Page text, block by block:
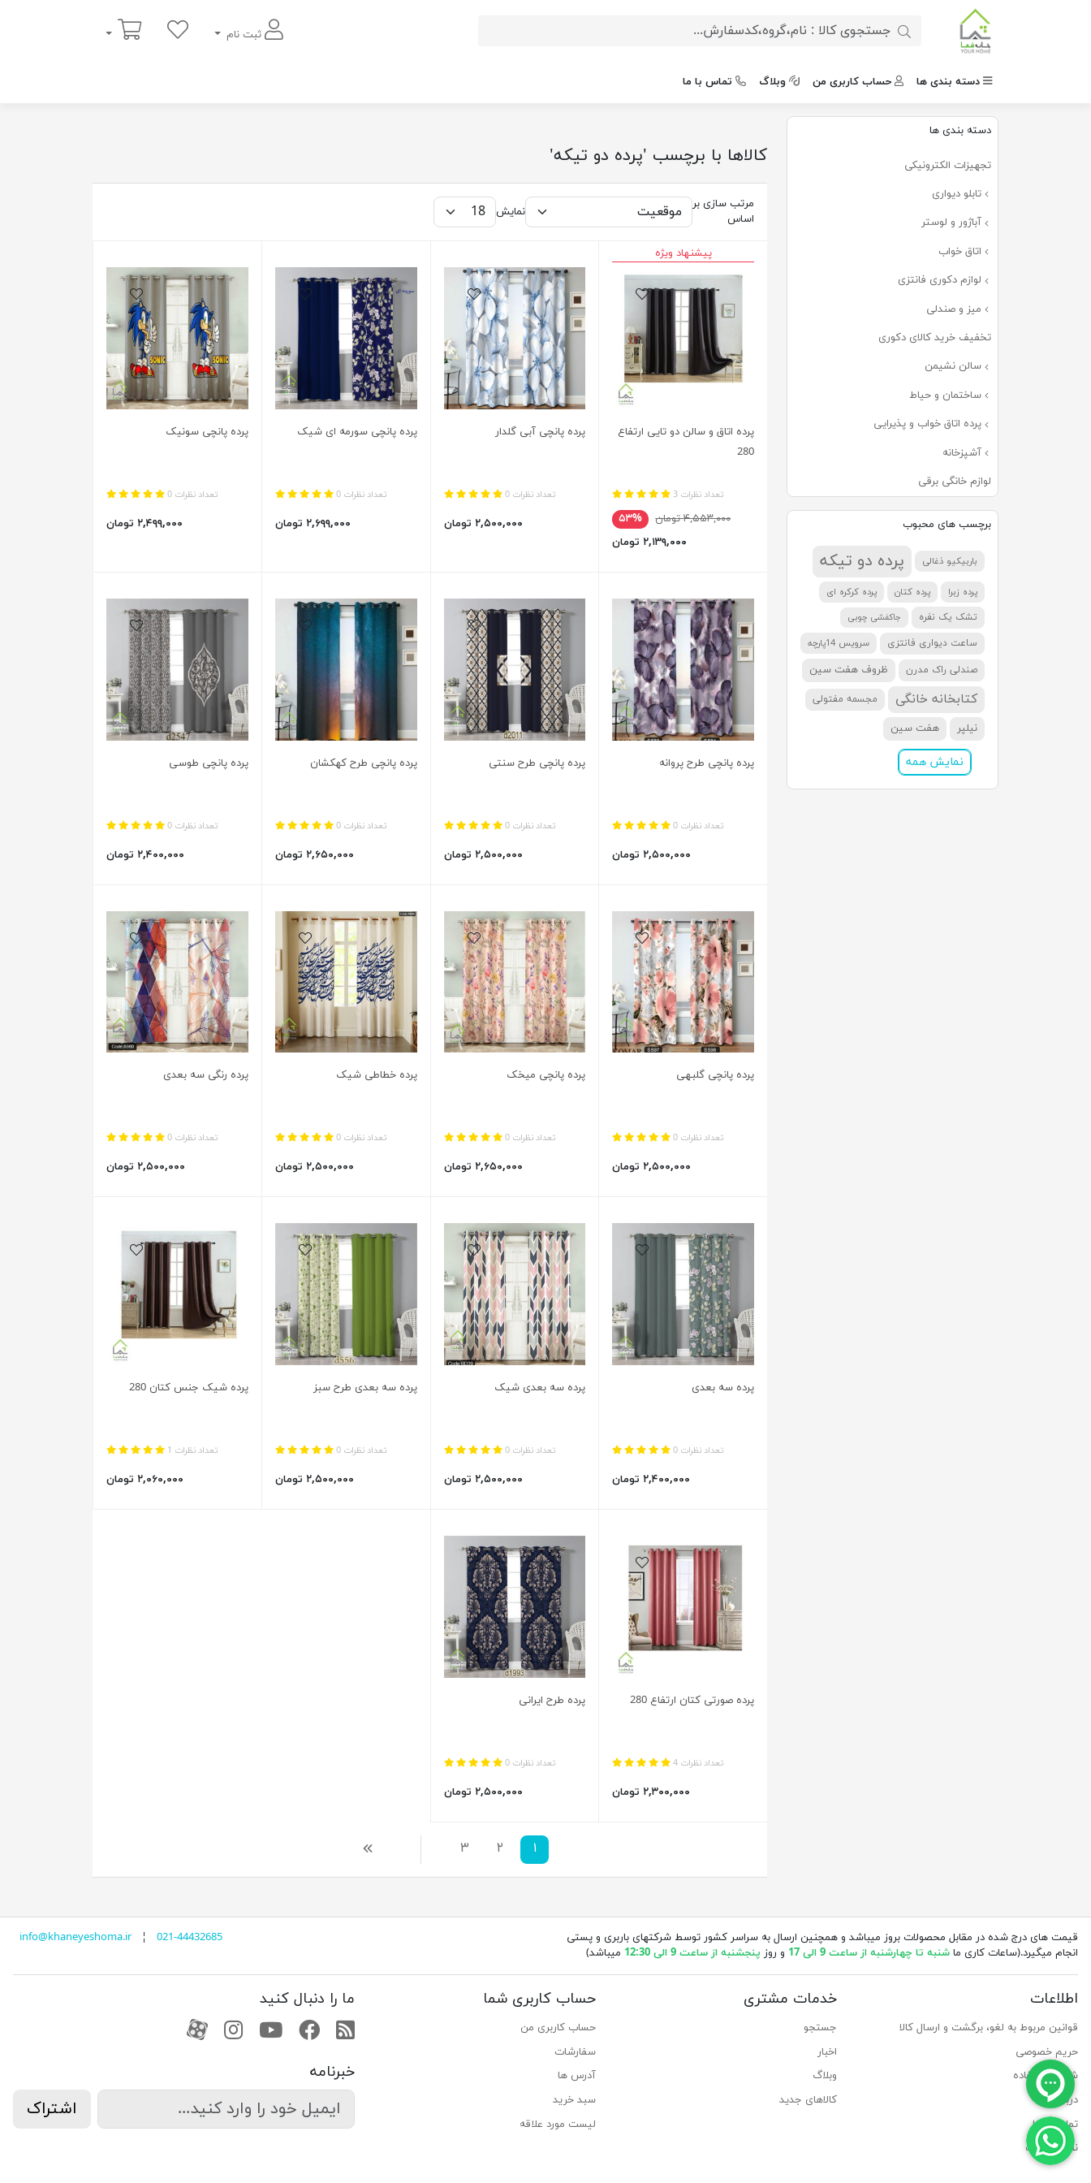
ثبت نام
سبد خرید
دسته بندی ها حساب کاربری من وبلاگ تماس با ما
دسته بندی ها
تجهیزات الکترونیکی
تابلو دیواری
آباژور و لوستر
اتاق خواب
لوازم دکوری فانتزی
میز و صندلی
تخفیف خرید کالای دکوری
سالن نشیمن
ساختمان و حیاط
پرده اتاق خواب و پذیرایی
آشپزخانه
لوازم خانگی برقی
برچسب های محبوب
باربیکیو ذغالی پرده دو تیکه
پرده زبرا پرده کتان
پرده کرکره ای
تشک یک نفره
جاکفشی چوبی
ساعت دیواری فانتزی سرویس 14پارچه
صندلی راک مدرن ظروف هفت سین
کتابخانه خانگی مجسمه مفتولی
نیلپر هفت سین
نمایش همه
کالاها با برچسب 'پرده دو تیکه'
مرتب سازی بر
اساس
نمایش
پیشنهاد ویژه
پرده اتاق و سالن دو تایی ارتفاع
280
تعداد نظرات 3
۴,۵۵۳,۰۰۰ تومان
۵۳%
۲,۱۳۹,۰۰۰ تومان
پرده پانچی آبی گلدار
تعداد نظرات 0
۲,۵۰۰,۰۰۰ تومان
پرده پانچی سورمه ای شیک
تعداد نظرات 0
۲,۶۹۹,۰۰۰ تومان
پرده پانچی سونیک
تعداد نظرات 0
۲,۴۹۹,۰۰۰ تومان
پرده پانچی طرح پروانه
تعداد نظرات 0
۲,۵۰۰,۰۰۰ تومان
پرده پانچی طرح سنتی
تعداد نظرات 0
۲,۵۰۰,۰۰۰ تومان
پرده پانچی طرح کهکشان
تعداد نظرات 0
۲,۶۵۰,۰۰۰ تومان
پرده پانچی طوسی
تعداد نظرات 0
۲,۴۰۰,۰۰۰ تومان
پرده پانچی گلبهی
تعداد نظرات 0
۲,۵۰۰,۰۰۰ تومان
پرده پانچی میخک
تعداد نظرات 0
۲,۶۵۰,۰۰۰ تومان
پرده خطاطی شیک
تعداد نظرات 0
۲,۵۰۰,۰۰۰ تومان
پرده رنگی سه بعدی
تعداد نظرات 0
۲,۵۰۰,۰۰۰ تومان
پرده سه بعدی
تعداد نظرات 0
۲,۴۰۰,۰۰۰ تومان
پرده سه بعدی شیک
تعداد نظرات 0
۲,۵۰۰,۰۰۰ تومان
پرده سه بعدی طرح سبز
تعداد نظرات 0
۲,۵۰۰,۰۰۰ تومان
پرده شیک جنس کتان 280
تعداد نظرات 1
۲,۰۶۰,۰۰۰ تومان
پرده صورتی کتان ارتفاع 280
تعداد نظرات 4
۲,۳۰۰,۰۰۰ تومان
پرده طرح ایرانی
تعداد نظرات 0
۲,۵۰۰,۰۰۰ تومان
۱ ۲ ۳ بعدی
قیمت های درج شده در مقابل محصولات بروز میباشد و همچنین ارسال به سراسر کشور توسط شرکتهای باربری و پستی
انجام میگیرد.(ساعات کاری ما شنبه تا چهارشنبه از ساعت 9 الی 17 و روز پنجشنبه از ساعت 9 الی 12:30 میباشد)
info@khaneyeshoma.ir¦ 021-44432685
اطلاعات
قوانین مربوط به لغو، برگشت و ارسال کالا
حریم خصوصی
شرایط استفاده
درباره ما
تماس با ما
نقشه سایت
خدمات مشتری
جستجو
اخبار
وبلاگ
کالاهای جدید
حساب کاربری شما
حساب کاربری من
سفارشات
آدرس ها
سبد خرید
لیست مورد علاقه
ما را دنبال کنید
RSS فیسبوکیوتیوبکانال آپارات
کانال آپارات
خبرنامه
اشتراک